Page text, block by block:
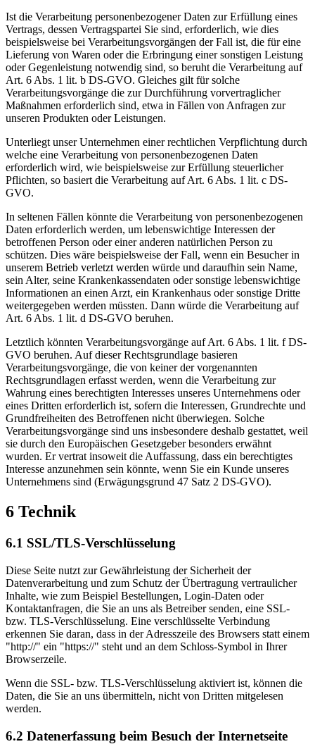
Ist die Verarbeitung personenbezogener Daten zur Erfüllung eines
Vertrags, dessen Vertragspartei Sie sind, erforderlich, wie dies
beispielsweise bei Verarbeitungsvorgängen der Fall ist, die für eine
Lieferung von Waren oder die Erbringung einer sonstigen Leistung
oder Gegenleistung notwendig sind, so beruht die Verarbeitung auf
Art. 6 Abs. 1 lit. b DS-GVO. Gleiches gilt für solche
Verarbeitungsvorgänge die zur Durchführung vorvertraglicher
Maßnahmen erforderlich sind, etwa in Fällen von Anfragen zur
unseren Produkten oder Leistungen.
Unterliegt unser Unternehmen einer rechtlichen Verpflichtung durch
welche eine Verarbeitung von personenbezogenen Daten
erforderlich wird, wie beispielsweise zur Erfüllung steuerlicher
Pflichten, so basiert die Verarbeitung auf Art. 6 Abs. 1 lit. c DS-
GVO.
In seltenen Fällen könnte die Verarbeitung von personenbezogenen
Daten erforderlich werden, um lebenswichtige Interessen der
betroffenen Person oder einer anderen natürlichen Person zu
schützen. Dies wäre beispielsweise der Fall, wenn ein Besucher in
unserem Betrieb verletzt werden würde und daraufhin sein Name,
sein Alter, seine Krankenkassendaten oder sonstige lebenswichtige
Informationen an einen Arzt, ein Krankenhaus oder sonstige Dritte
weitergegeben werden müssten. Dann würde die Verarbeitung auf
Art. 6 Abs. 1 lit. d DS-GVO beruhen.
Letztlich könnten Verarbeitungsvorgänge auf Art. 6 Abs. 1 lit. f DS-
GVO beruhen. Auf dieser Rechtsgrundlage basieren
Verarbeitungsvorgänge, die von keiner der vorgenannten
Rechtsgrundlagen erfasst werden, wenn die Verarbeitung zur
Wahrung eines berechtigten Interesses unseres Unternehmens oder
eines Dritten erforderlich ist, sofern die Interessen, Grundrechte und
Grundfreiheiten des Betroffenen nicht überwiegen. Solche
Verarbeitungsvorgänge sind uns insbesondere deshalb gestattet, weil
sie durch den Europäischen Gesetzgeber besonders erwähnt
wurden. Er vertrat insoweit die Auffassung, dass ein berechtigtes
Interesse anzunehmen sein könnte, wenn Sie ein Kunde unseres
Unternehmens sind (Erwägungsgrund 47 Satz 2 DS-GVO).
6 Technik
6.1 SSL/TLS-Verschlüsselung
Diese Seite nutzt zur Gewährleistung der Sicherheit der
Datenverarbeitung und zum Schutz der Übertragung vertraulicher
Inhalte, wie zum Beispiel Bestellungen, Login-Daten oder
Kontaktanfragen, die Sie an uns als Betreiber senden, eine SSL-
bzw. TLS-Verschlüsselung. Eine verschlüsselte Verbindung
erkennen Sie daran, dass in der Adresszeile des Browsers statt einem
"http://" ein "https://" steht und an dem Schloss-Symbol in Ihrer
Browserzeile.
Wenn die SSL- bzw. TLS-Verschlüsselung aktiviert ist, können die
Daten, die Sie an uns übermitteln, nicht von Dritten mitgelesen
werden.
6.2 Datenerfassung beim Besuch der Internetseite